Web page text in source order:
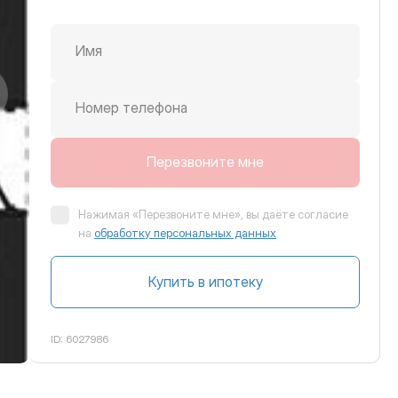
вправо
Имя
Номер телефона
Перезвоните мне
Нажимая «Перезвоните мне», вы даёте согласие
на обработку персональных данных
Купить в ипотеку
ID: 6027986